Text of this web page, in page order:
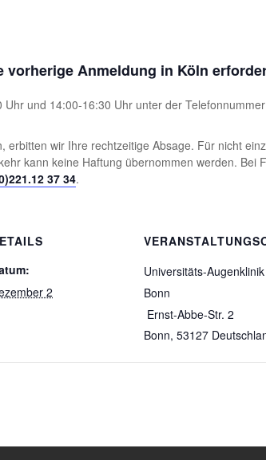
vorherige Anmeldung in Köln
und 14:00-16:30 Uhr unter der Telefonnummer
erbitten wir Ihre rechtzeitige Absage. Für nicht
kann keine Haftung übernommen werden.
37 34.
2
Universitäts-Augenklinik
Bonn
Ernst-Abbe-Str. 2
Bonn, 53127